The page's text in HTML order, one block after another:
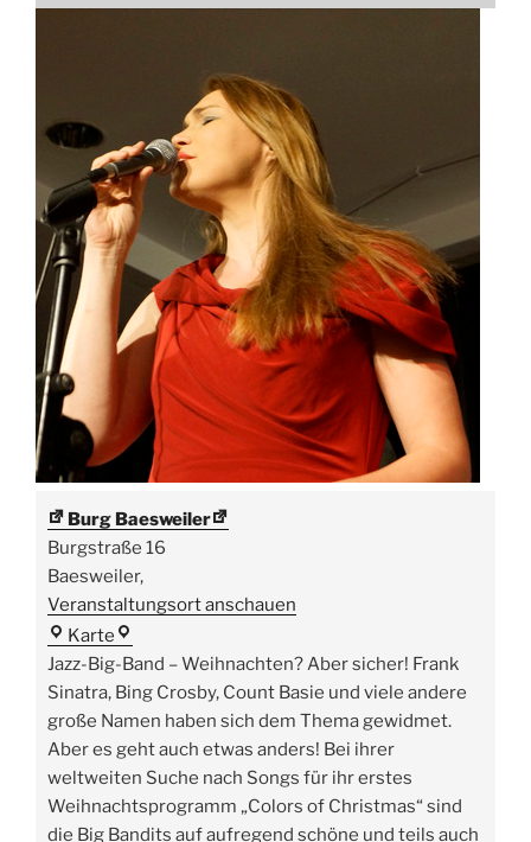
Burg Baesweiler
Burgstraße 16
Baesweiler,
Veranstaltungsort anschauen
Karte Burg
Baesweiler
Jazz-Big-Band – Weihnachten? Aber sicher! Frank
Sinatra, Bing Crosby, Count Basie und viele andere
große Namen haben sich dem Thema gewidmet.
Aber es geht auch etwas anders! Bei ihrer
weltweiten Suche nach Songs für ihr erstes
Weihnachtsprogramm „Colors of Christmas“ sind
die Big Bandits auf aufregend schöne und teils auch